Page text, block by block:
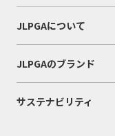
JLPGAについて
JLPGAのブランド
サステナビリティ